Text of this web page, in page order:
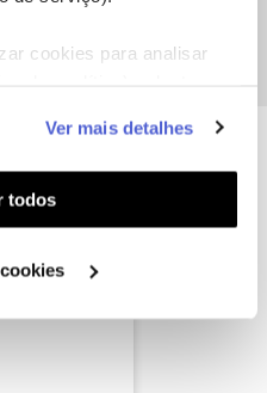
cookies para analisar
e
aos seus interesses
Pode gerir a
em "Configurar
Ver mais detalhes
todos